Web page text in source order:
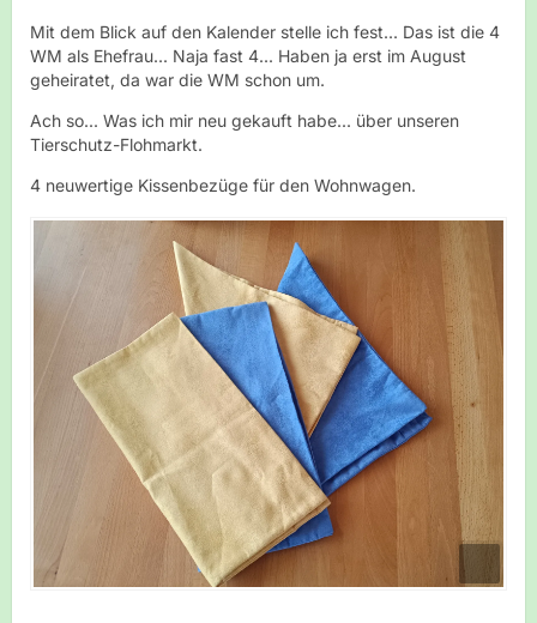
Mit dem Blick auf den Kalender stelle ich fest... Das ist die 4
WM als Ehefrau... Naja fast 4... Haben ja erst im August
geheiratet, da war die WM schon um.
Ach so... Was ich mir neu gekauft habe... über unseren
Tierschutz-Flohmarkt.
4 neuwertige Kissenbezüge für den Wohnwagen.